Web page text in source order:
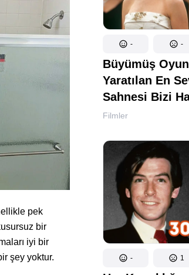
- -
Büyümüş
Yaratılan En
Sahnesi Bizi
Filmler
- 1
pek
bir
iyi bir
şey yoktur.